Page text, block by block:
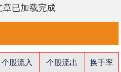
章已加载完成
个股流入 个股流出
换手率